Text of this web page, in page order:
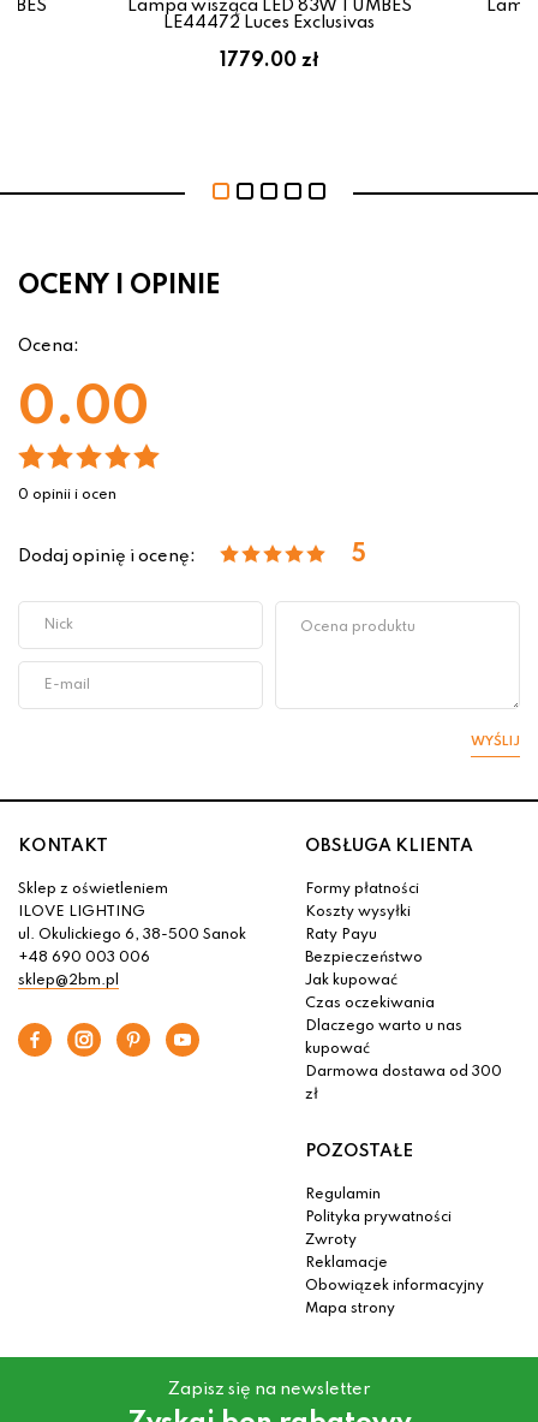
Lampa wisząca LED 83W TUMBES
LE44472 Luces Exclusivas
1779.00 zł
OCENY I OPINIE
Ocena:
0.00
0 opinii i ocen
Dodaj opinię i ocenę: 5
WYŚLIJ
KONTAKT
Sklep z oświetleniem
ILOVE LIGHTING
ul. Okulickiego 6, 38-500 Sanok
+48 690 003 006
sklep@2bm.pl
OBSŁUGA KLIENTA
Formy płatności
Koszty wysyłki
Raty Payu
Bezpieczeństwo
Jak kupować
Czas oczekiwania
Dlaczego warto u nas
kupować
Darmowa dostawa od 300
zł
POZOSTAŁE
Regulamin
Polityka prywatności
Zwroty
Reklamacje
Obowiązek informacyjny
Mapa strony
Zapisz się na newsletter